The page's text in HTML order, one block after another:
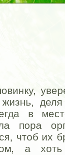
в
пора
чтоб их
а